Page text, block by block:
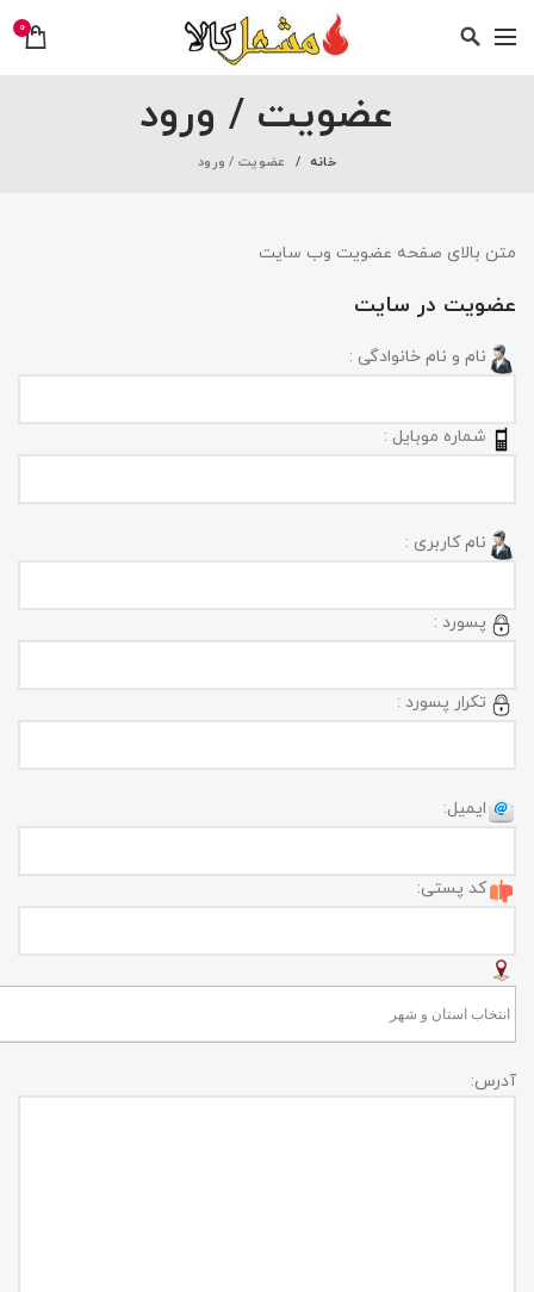
0
عضویت / ورود
خانه عضویت / ورود
متن بالای صفحه عضویت وب سایت
عضویت در سایت
نام و نام خانوادگی :
شماره موبایل :
نام کاربری :
پسورد :
تکرار پسورد :
ایمیل:
کد پستی:
آدرس: